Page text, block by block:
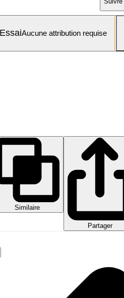
Aucune attribution requise
Similaire
Partager